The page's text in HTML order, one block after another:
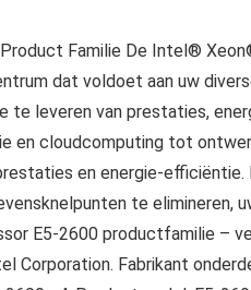
Familie De Intel®
dat voldoet aan uw
te leveren van prestaties,
en cloudcomputing tot
en energie-
te elimineren,
E5-2600 productfamilie –
Corporation. Fabrikant